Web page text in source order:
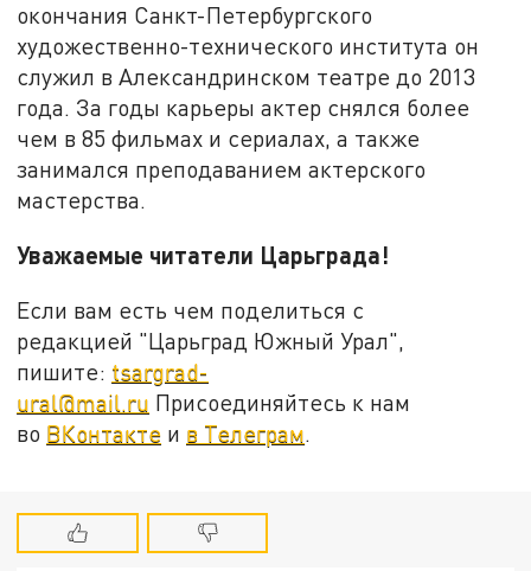
окончания Санкт-Петербургского
художественно-технического института он
служил в Александринском театре до 2013
года. За годы карьеры актер снялся более
чем в 85 фильмах и сериалах, а также
занимался преподаванием актерского
мастерства.
Уважаемые читатели Царьграда!
Если вам есть чем поделиться с
редакцией "Царьград Южный Урал",
пишите: tsargrad-
ural@mail.ru Присоединяйтесь к нам
во ВКонтакте и в Телеграм